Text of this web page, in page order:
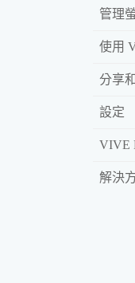
管理
使用
分享
設定
VIVE
解決